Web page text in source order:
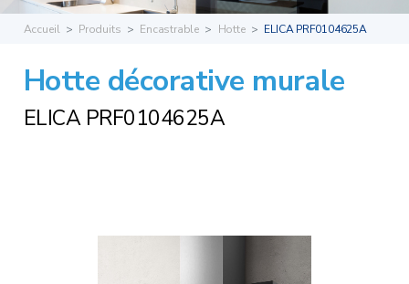
Accueil Produits Encastrable Hotte ELICA PRF0104625A
Hotte décorative murale
ELICA PRF0104625A